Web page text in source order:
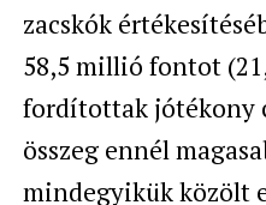
zacskók
58,5 millió fontot
fordítottak jótékony
összeg ennél
mindegyikük közölt